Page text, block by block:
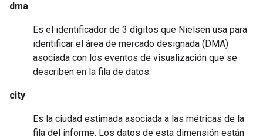
dma
Es el identificador de 3 dígitos que Nielsen usa para
identificar el área de mercado designada (DMA)
asociada con los eventos de visualización que se
describen en la fila de datos.
city
Es la ciudad estimada asociada a las métricas de la
fila del informe. Los datos de esta dimensión están